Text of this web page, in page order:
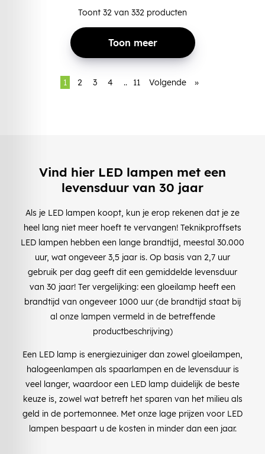
Toont 32 van 332 producten
Toon meer
1 2 3 4 .. 11 Volgende »
Vind hier LED lampen met een
levensduur van 30 jaar
Als je LED lampen koopt, kun je erop rekenen dat je ze
heel lang niet meer hoeft te vervangen! Teknikproffsets
LED lampen hebben een lange brandtijd, meestal 30.000
uur, wat ongeveer 3,5 jaar is. Op basis van 2,7 uur
gebruik per dag geeft dit een gemiddelde levensduur
van 30 jaar! Ter vergelijking: een gloeilamp heeft een
brandtijd van ongeveer 1000 uur (de brandtijd staat bij
al onze lampen vermeld in de betreffende
productbeschrijving)
Een LED lamp is energiezuiniger dan zowel gloeilampen,
halogeenlampen als spaarlampen en de levensduur is
veel langer, waardoor een LED lamp duidelijk de beste
keuze is, zowel wat betreft het sparen van het milieu als
geld in de portemonnee. Met onze lage prijzen voor LED
lampen bespaart u de kosten in minder dan een jaar.